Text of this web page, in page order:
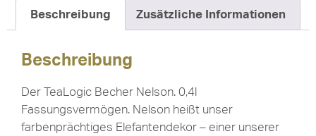
Beschreibung Zusätzliche Informationen
Beschreibung
Der TeaLogic Becher Nelson. 0,4l
Fassungsvermögen. Nelson heißt unser
farbenprächtiges Elefantendekor – einer unserer